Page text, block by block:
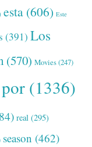
esta (606) Este
(391) Los
(570) Movies(247)
por (1336)
real (295)
season (462)